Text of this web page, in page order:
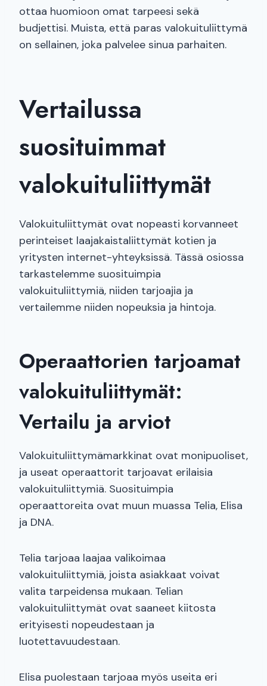
ottaa huomioon omat tarpeesi sekä
budjettisi. Muista, että paras valokuituliittymä
on sellainen, joka palvelee sinua parhaiten.
Vertailussa
suosituimmat
valokuituliittymät
Valokuituliittymät ovat nopeasti korvanneet
perinteiset laajakaistaliittymät kotien ja
yritysten internet-yhteyksissä. Tässä osiossa
tarkastelemme suosituimpia
valokuituliittymiä, niiden tarjoajia ja
vertailemme niiden nopeuksia ja hintoja.
Operaattorien tarjoamat
valokuituliittymät:
Vertailu ja arviot
Valokuituliittymämarkkinat ovat monipuoliset,
ja useat operaattorit tarjoavat erilaisia
valokuituliittymiä. Suosituimpia
operaattoreita ovat muun muassa Telia, Elisa
ja DNA.
Telia tarjoaa laajaa valikoimaa
valokuituliittymiä, joista asiakkaat voivat
valita tarpeidensa mukaan. Telian
valokuituliittymät ovat saaneet kiitosta
erityisesti nopeudestaan ja
luotettavuudestaan.
Elisa puolestaan tarjoaa myös useita eri